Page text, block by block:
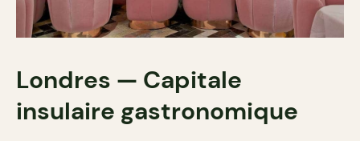
Londres — Capitale
insulaire gastronomique